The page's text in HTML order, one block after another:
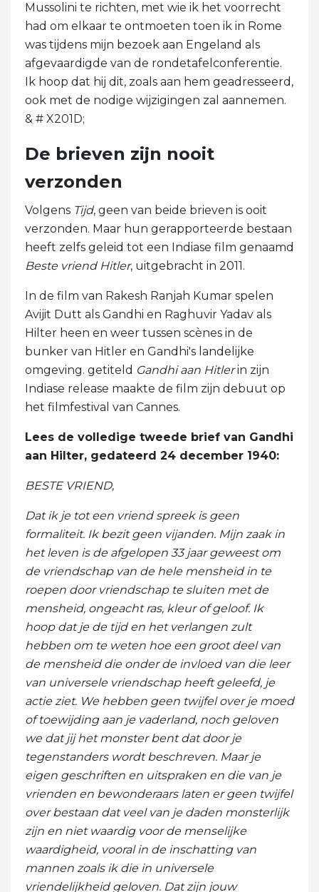
Mussolini te richten, met wie ik het voorrecht
had om elkaar te ontmoeten toen ik in Rome
was tijdens mijn bezoek aan Engeland als
afgevaardigde van de rondetafelconferentie.
Ik hoop dat hij dit, zoals aan hem geadresseerd,
ook met de nodige wijzigingen zal aannemen.
& # X201D;
De brieven zijn nooit
verzonden
Volgens Tijd, geen van beide brieven is ooit
verzonden. Maar hun gerapporteerde bestaan
​​heeft zelfs geleid tot een Indiase film genaamd
Beste vriend Hitler, uitgebracht in 2011.
In de film van Rakesh Ranjah Kumar spelen
Avijit Dutt als Gandhi en Raghuvir Yadav als
Hilter heen en weer tussen scènes in de
bunker van Hitler en Gandhi's landelijke
omgeving. getiteld Gandhi aan Hitlerin zijn
Indiase release maakte de film zijn debuut op
het filmfestival van Cannes.
Lees de volledige tweede brief van Gandhi
aan Hilter, gedateerd 24 december 1940:
BESTE VRIEND,
Dat ik je tot een vriend spreek is geen
formaliteit. Ik bezit geen vijanden. Mijn zaak in
het leven is de afgelopen 33 jaar geweest om
de vriendschap van de hele mensheid in te
roepen door vriendschap te sluiten met de
mensheid, ongeacht ras, kleur of geloof. Ik
hoop dat je de tijd en het verlangen zult
hebben om te weten hoe een groot deel van
de mensheid die onder de invloed van die leer
van universele vriendschap heeft geleefd, je
actie ziet. We hebben geen twijfel over je moed
of toewijding aan je vaderland, noch geloven
we dat jij het monster bent dat door je
tegenstanders wordt beschreven. Maar je
eigen geschriften en uitspraken en die van je
vrienden en bewonderaars laten er geen twijfel
over bestaan ​​dat veel van je daden monsterlijk
zijn en niet waardig voor de menselijke
waardigheid, vooral in de inschatting van
mannen zoals ik die in universele
vriendelijkheid geloven. Dat zijn jouw